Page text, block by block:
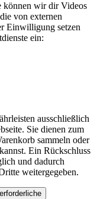
können wir dir Videos
von externen
Einwilligung setzen
ein:
ausschließlich
Sie dienen zum
sammeln oder
Ein Rückschluss
und dadurch
weitergegeben.